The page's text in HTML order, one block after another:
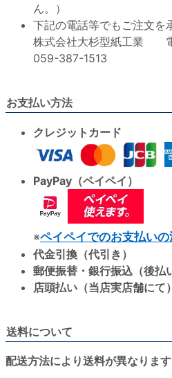
ん。）
下記の電話等でもご注文を
株式会社大杉型紙工業
059-387-1513
お支払い方法
クレジットカード
PayPay（ペイペイ）
※ペイペイでのお支払いの
代金引換（代引き）
郵便振替・銀行振込（後払
店頭払い（当店実店舗にて）
送料について
配送方法により送料が異なります